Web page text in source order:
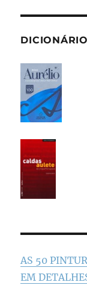
AS 50
EM